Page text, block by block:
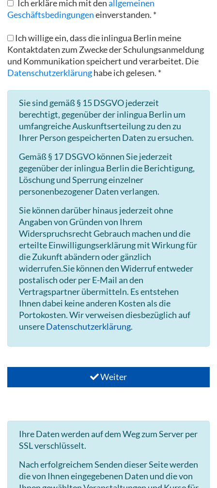
Ich erkläre mich mit denallgemeinen
Geschäftsbedingungeneinverstanden. *
Ich willige ein, dass die inlingua Berlin meine
Kontaktdaten zum Zwecke der Schulungsanmeldung
und Kommunikation speichert und verarbeitet. Die
Datenschutzerklärunghabe ich gelesen. *
Sie sind gemäß § 15 DSGVO jederzeit
berechtigt, gegenüber der inlingua Berlin um
umfangreiche Auskunftserteilung zu den zu
Ihrer Person gespeicherten Daten zu ersuchen.
Gemäß § 17 DSGVO können Sie jederzeit
gegenüber der inlingua Berlin die Berichtigung,
Löschung und Sperrung einzelner
personenbezogener Daten verlangen.
Sie können darüber hinaus jederzeit ohne
Angaben von Gründen von Ihrem
Widerspruchsrecht Gebrauch machen und die
erteilte Einwilligungserklärung mit Wirkung für
die Zukunft abändern oder gänzlich
widerrufen.Sie können den Widerruf entweder
postalisch oder per E-Mail an den
Vertragspartner übermitteln. Es entstehen
Ihnen dabei keine anderen Kosten als die
Portokosten. Wir verweisen diesbezüglich auf
unsereDatenschutzerklärung.
Weiter
Ihre Daten werden auf dem Weg zum Server per
SSL verschlüsselt.
Nach erfolgreichem Senden dieser Seite werden
die von Ihnen eingegebenen Daten und die von